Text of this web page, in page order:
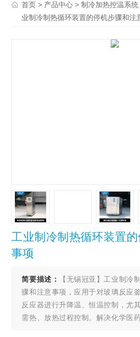
首页 > 产品中心 >制冷加热控温系统
业制冷制热循环装置的停机步骤和注
工业制冷制热循环装置
事项
简要描述：
【无锡冠亚】工业制冷
骤和注意事项，应用于对玻璃反应
反应器进行升降温、恒温控制，尤
需热、放热过程控制。解决化学医